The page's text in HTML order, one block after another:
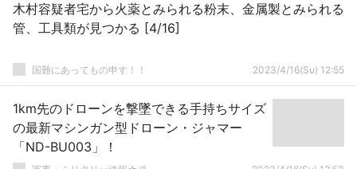
木村容疑者宅から火薬とみられる粉末、金属製とみられる
管、工具類が見つかる [4/16]
国難にあってもの申す！！ 2023/4/16(Su) 12:55
1km先のドローンを撃墜できる手持ちサイズ
の最新マシンガン型ドローン・ジャマー
「ND-BU003」！